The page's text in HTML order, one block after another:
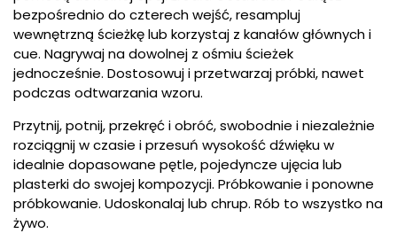
bezpośrednio do czterech wejść, resampluj
wewnętrzną ścieżkę lub korzystaj z kanałów głównych i
cue. Nagrywaj na dowolnej z ośmiu ścieżek
jednocześnie. Dostosowuj i przetwarzaj próbki, nawet
podczas odtwarzania wzoru.
Przytnij, potnij, przekręć i obróć, swobodnie i niezależnie
rozciągnij w czasie i przesuń wysokość dźwięku w
idealnie dopasowane pętle, pojedyncze ujęcia lub
plasterki do swojej kompozycji. Próbkowanie i ponowne
próbkowanie. Udoskonalaj lub chrup. Rób to wszystko na
żywo.